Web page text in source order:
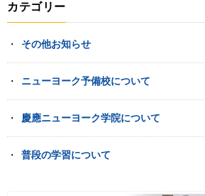
カテゴリー
その他お知らせ
ニューヨーク予備校について
慶應ニューヨーク学院について
普段の学習について